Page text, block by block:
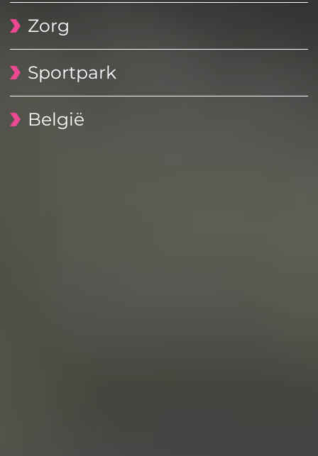
Zorg
Sportpark
België